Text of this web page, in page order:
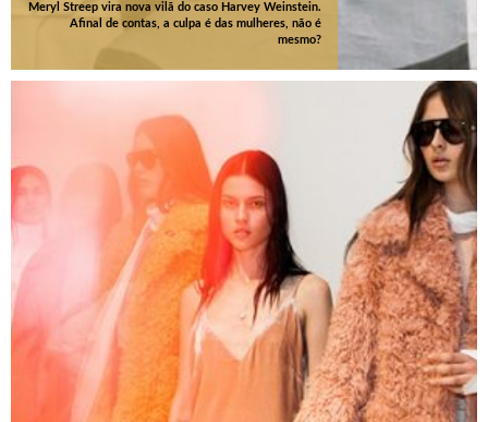
Meryl Streep vira nova vilã do caso Harvey Weinstein.
Afinal de contas, a culpa é das mulheres, não é
mesmo?